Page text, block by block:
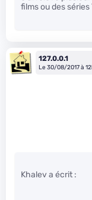
films ou des séries
127.0.0.1
Le 30/08/2017 à
Khalev a écrit :